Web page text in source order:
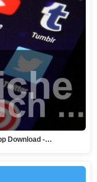
Download -…